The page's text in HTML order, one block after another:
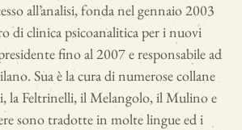
all’analisi, fonda nel gennaio 2003
di clinica psicoanalitica per i nuovi
fino al 2007 e responsabile ad
Sua è la cura di numerose collane
la Feltrinelli, il Melangolo, il Mulino e
sono tradotte in molte lingue ed i